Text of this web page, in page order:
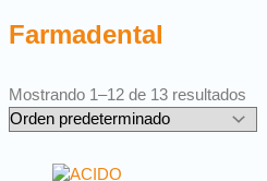
Farmadental
Mostrando 1–12 de 13 resultados